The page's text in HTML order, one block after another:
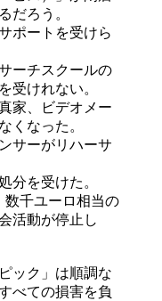
だろう。
ポートを受けら
ーチスクールの
受けれない。
家、ビデオメー
くなった。
サーがリハーサ
分を受けた。
数千ユーロ相当の
活動が停止し
ック」は順調な
べての損害を負